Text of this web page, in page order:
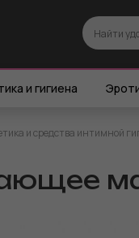
и гигиена
и средства интимной